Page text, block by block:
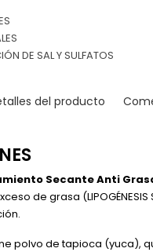
DE SAL Y SULFATOS
del producto
Secante Anti
de grasa (LIPOGÉNESIS
polvo de tapioca (yuca),